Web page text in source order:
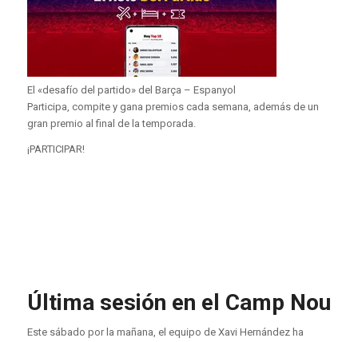
El «desafío del partido» del Barça – Espanyol
Participa, compite y gana premios cada semana, además de un
gran premio al final de la temporada.
¡PARTICIPAR!
Última sesión en el Camp Nou
Este sábado por la mañana, el equipo de Xavi Hernández ha